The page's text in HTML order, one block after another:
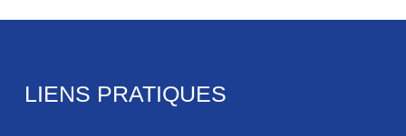
LIENS PRATIQUES